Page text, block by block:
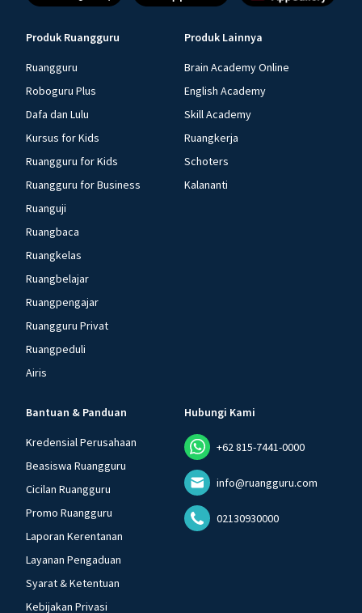
Produk Ruangguru
Ruangguru
Roboguru Plus
Dafa dan Lulu
Kursus for Kids
Ruangguru for Kids
Ruangguru for Business
Ruanguji
Ruangbaca
Ruangkelas
Ruangbelajar
Ruangpengajar
Ruangguru Privat
Ruangpeduli
Airis
Produk Lainnya
Brain Academy Online
English Academy
Skill Academy
Ruangkerja
Schoters
Kalananti
Bantuan & Panduan
Kredensial Perusahaan
Beasiswa Ruangguru
Cicilan Ruangguru
Promo Ruangguru
Laporan Kerentanan
Layanan Pengaduan
Syarat & Ketentuan
Kebijakan Privasi
Hubungi Kami
+62 815-7441-0000
info@ruangguru.com
02130930000